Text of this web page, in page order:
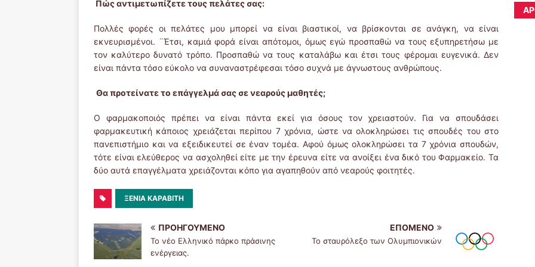
Πώς αντιμετωπίζετε τους πελάτες σας:
Πολλές φορές οι πελάτες μου μπορεί να είναι βιαστικοί, να βρίσκονται σε ανάγκη, να είναι
εκνευρισμένοι. ¨Έτσι, καμιά φορά είναι απότομοι, όμως εγώ προσπαθώ να τους εξυπηρετήσω με
τον καλύτερο δυνατό τρόπο. Προσπαθώ να τους καταλάβω και έτσι τους φέρομαι ευγενικά. Δεν
είναι πάντα τόσο εύκολο να συναναστρέφεσαι τόσο συχνά με άγνωστους ανθρώπους.
Θα προτείνατε το επάγγελμά σας σε νεαρούς μαθητές;
Ο φαρμακοποιός πρέπει να είναι πάντα εκεί για όσους τον χρειαστούν. Για να σπουδάσει
φαρμακευτική κάποιος χρειάζεται περίπου 7 χρόνια, ώστε να ολοκληρώσει τις σπουδές του στο
πανεπιστήμιο και να εξειδικευτεί σε έναν τομέα. Αφού όμως ολοκληρώσει τα 7 χρόνια σπουδών,
τότε είναι ελεύθερος να ασχοληθεί είτε με την έρευνα είτε να ανoίξει ένα δικό του Φαρμακείο. Τα
δύο αυτά επαγγέλματα χρειάζονται κόπο για αγαπηθούν από νεαρούς φοιτητές.
ΞΕΝΙΑ ΚΑΡΑΒΙΤΗ
ΠΡΟΗΓΟΎΜΕΝΟ
Το νέο Ελληνικό πάρκο πράσινης
ενέργειας.
ΕΠΌΜΕΝΟ
Το σταυρόλεξο των Ολυμπιονικών